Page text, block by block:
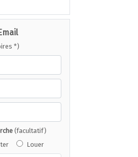
*)
(facultatif)
Louer